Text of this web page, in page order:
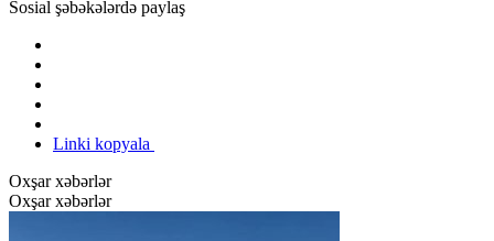
Sosial şəbəkələrdə paylaş
Linki kopyala
Oxşar xəbərlər
Oxşar xəbərlər